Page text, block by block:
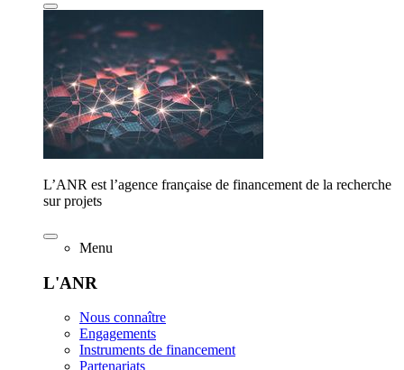
L’ANR est l’agence française de financement de la recherche
sur projets
Menu
L'ANR
Nous connaître
Engagements
Instruments de financement
Partenariats